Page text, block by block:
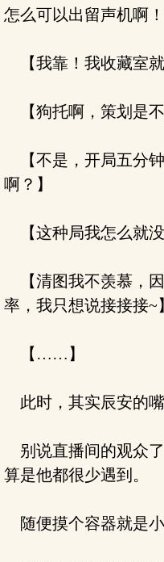
怎么可以出留声机啊！
【我靠！我收藏室
【狗托啊，策划是不
【不是，开局五分
啊？】
【这种局我怎么就没
【清图我不羡慕，
率，我只想说接接接~】
【……】
此时，其实辰安的嘴
别说直播间的观众
算是他都很少遇到。
随便摸个容器就是小